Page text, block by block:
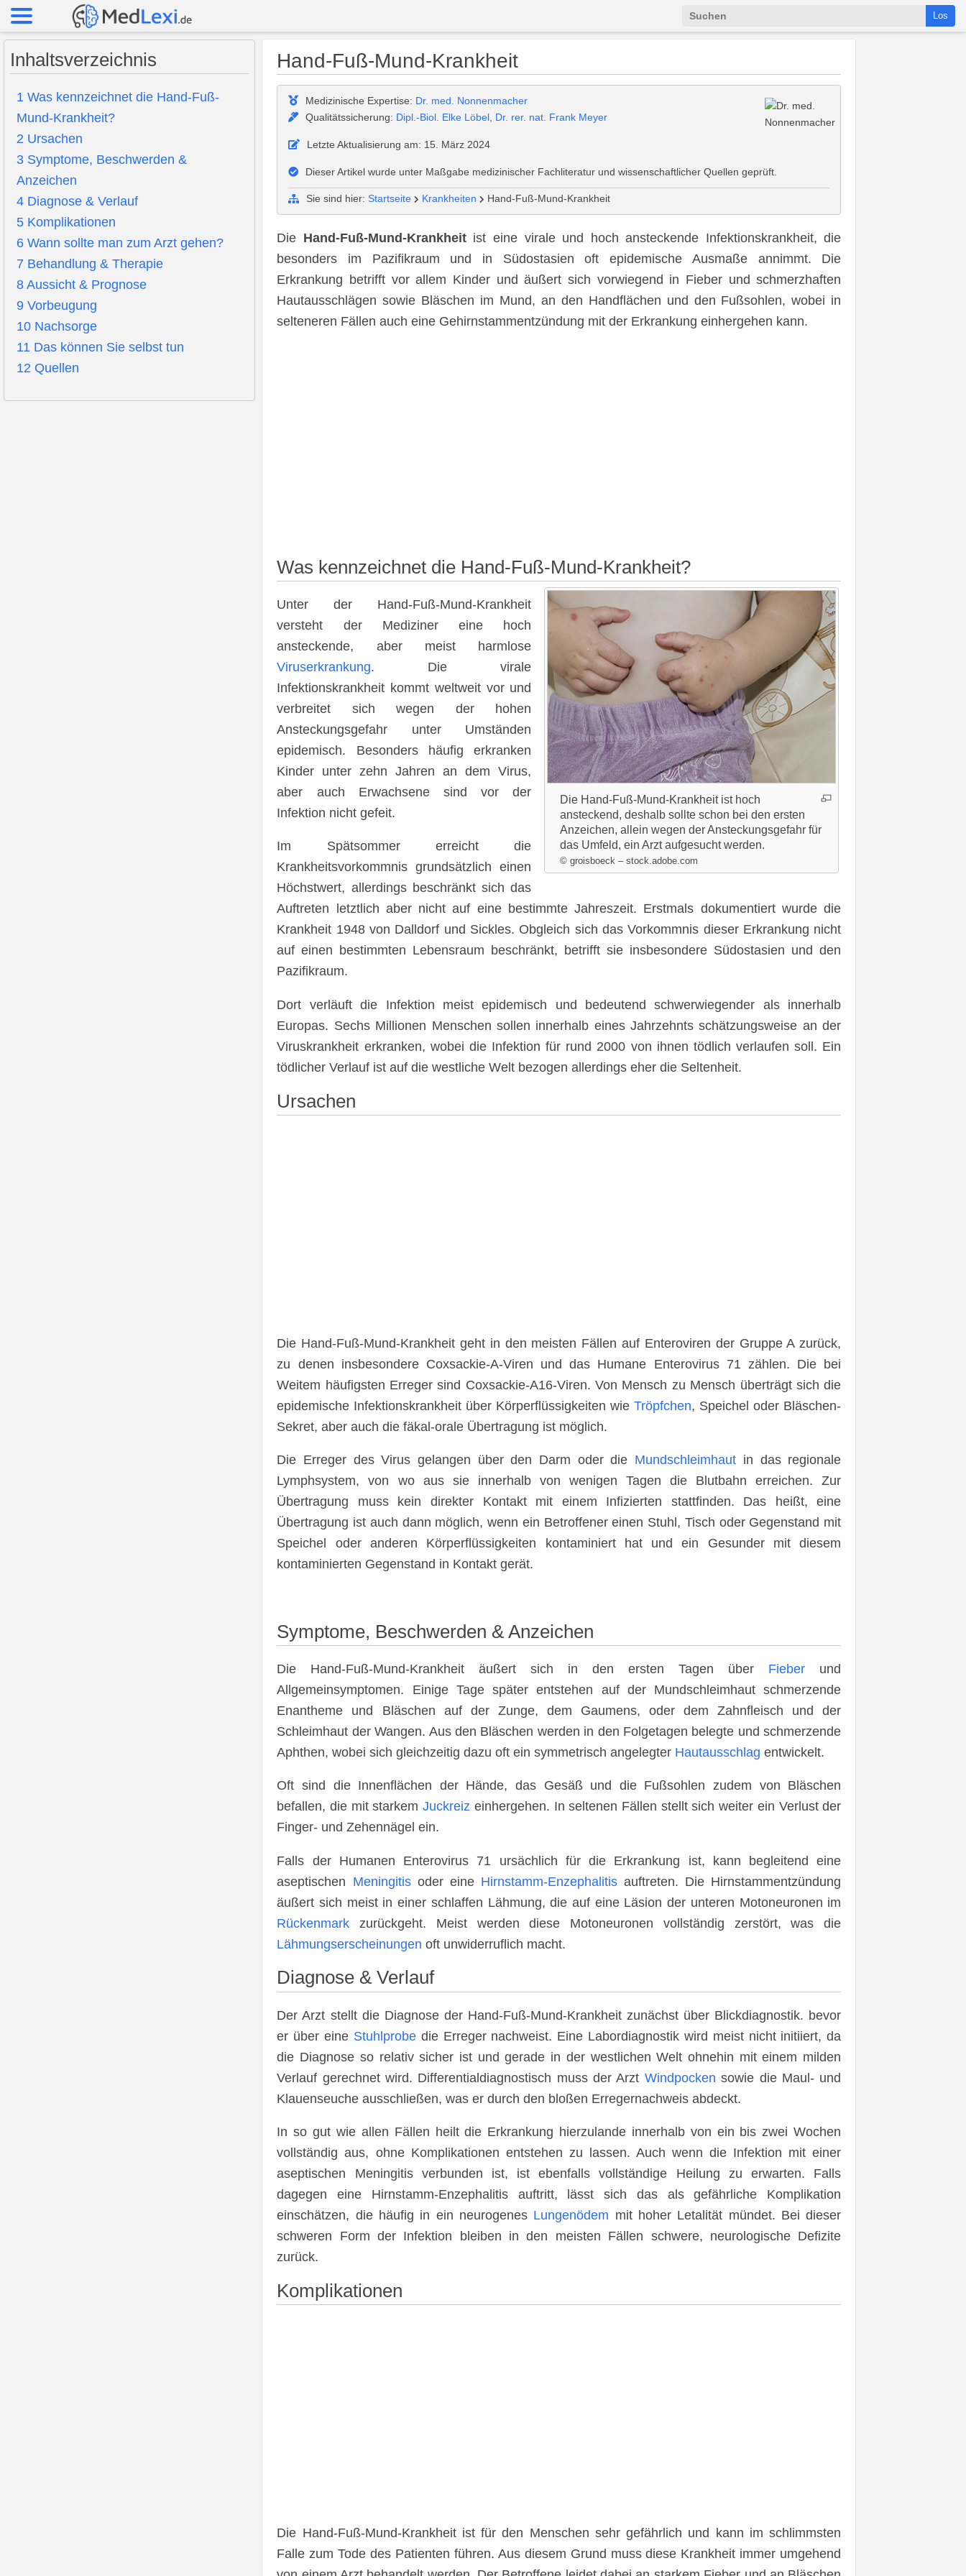
Los
Hand-Fuß-Mund-Krankheit
Medizinische Expertise: Dr. med. Nonnenmacher
Qualitätssicherung: Dipl.-Biol. Elke Löbel, Dr. rer. nat. Frank Meyer
Letzte Aktualisierung am: 15. März 2024
Dieser Artikel wurde unter Maßgabe medizinischer Fachliteratur und wissenschaftlicher Quellen geprüft.
Sie sind hier:Startseite Krankheiten Hand-Fuß-Mund-Krankheit
Die Hand-Fuß-Mund-Krankheitist eine virale und hoch ansteckende Infektionskrankheit, die
besonders im Pazifikraum und in Südostasien oft epidemische Ausmaße annimmt. Die
Erkrankung betrifft vor allem Kinder und äußert sich vorwiegend in Fieber und schmerzhaften
Hautausschlägen sowie Bläschen im Mund, an den Handflächen und den Fußsohlen, wobei in
selteneren Fällen auch eine Gehirnstammentzündung mit der Erkrankung einhergehen kann.
Inhaltsverzeichnis
1 Was kennzeichnet die Hand-Fuß-
Mund-Krankheit?
2 Ursachen
3 Symptome, Beschwerden &
Anzeichen
4 Diagnose & Verlauf
5 Komplikationen
6 Wann sollte man zum Arzt gehen?
7 Behandlung & Therapie
8 Aussicht & Prognose
9 Vorbeugung
10 Nachsorge
11 Das können Sie selbst tun
12 Quellen
Was kennzeichnet die Hand-Fuß-Mund-Krankheit?
Die Hand-Fuß-Mund-Krankheit ist hoch
ansteckend, deshalb sollte schon bei den ersten
Anzeichen, allein wegen der Ansteckungsgefahr für
das Umfeld, ein Arzt aufgesucht werden.
© groisboeck – stock.adobe.com
Unter der Hand-Fuß-Mund-Krankheit
versteht der Mediziner eine hoch
ansteckende, aber meist harmlose
Viruserkrankung. Die virale
Infektionskrankheit kommt weltweit vor und
verbreitet sich wegen der hohen
Ansteckungsgefahr unter Umständen
epidemisch. Besonders häufig erkranken
Kinder unter zehn Jahren an dem Virus,
aber auch Erwachsene sind vor der
Infektion nicht gefeit.
Im Spätsommer erreicht die
Krankheitsvorkommnis grundsätzlich einen
Höchstwert, allerdings beschränkt sich das
Auftreten letztlich aber nicht auf eine bestimmte Jahreszeit. Erstmals dokumentiert wurde die
Krankheit 1948 von Dalldorf und Sickles. Obgleich sich das Vorkommnis dieser Erkrankung nicht
auf einen bestimmten Lebensraum beschränkt, betrifft sie insbesondere Südostasien und den
Pazifikraum.
Dort verläuft die Infektion meist epidemisch und bedeutend schwerwiegender als innerhalb
Europas. Sechs Millionen Menschen sollen innerhalb eines Jahrzehnts schätzungsweise an der
Viruskrankheit erkranken, wobei die Infektion für rund 2000 von ihnen tödlich verlaufen soll. Ein
tödlicher Verlauf ist auf die westliche Welt bezogen allerdings eher die Seltenheit.
Ursachen
Die Hand-Fuß-Mund-Krankheit geht in den meisten Fällen auf Enteroviren der Gruppe A zurück,
zu denen insbesondere Coxsackie-A-Viren und das Humane Enterovirus 71 zählen. Die bei
Weitem häufigsten Erreger sind Coxsackie-A16-Viren. Von Mensch zu Mensch überträgt sich die
epidemische Infektionskrankheit über Körperflüssigkeiten wieTröpfchen, Speichel oder Bläschen-
Sekret, aber auch die fäkal-orale Übertragung ist möglich.
Die Erreger des Virus gelangen über den Darm oder die Mundschleimhaut in das regionale
Lymphsystem, von wo aus sie innerhalb von wenigen Tagen die Blutbahn erreichen. Zur
Übertragung muss kein direkter Kontakt mit einem Infizierten stattfinden. Das heißt, eine
Übertragung ist auch dann möglich, wenn ein Betroffener einen Stuhl, Tisch oder Gegenstand mit
Speichel oder anderen Körperflüssigkeiten kontaminiert hat und ein Gesunder mit diesem
kontaminierten Gegenstand in Kontakt gerät.
Symptome, Beschwerden & Anzeichen
Die Hand-Fuß-Mund-Krankheit äußert sich in den ersten Tagen über Fieber und
Allgemeinsymptomen. Einige Tage später entstehen auf der Mundschleimhaut schmerzende
Enantheme und Bläschen auf der Zunge, dem Gaumens, oder dem Zahnfleisch und der
Schleimhaut der Wangen. Aus den Bläschen werden in den Folgetagen belegte und schmerzende
Aphthen, wobei sich gleichzeitig dazu oft ein symmetrisch angelegter Hautausschlag entwickelt.
Oft sind die Innenflächen der Hände, das Gesäß und die Fußsohlen zudem von Bläschen
befallen, die mit starkemJuckreiz einhergehen. In seltenen Fällen stellt sich weiter ein Verlust der
Finger- und Zehennägel ein.
Falls der Humanen Enterovirus 71 ursächlich für die Erkrankung ist, kann begleitend eine
aseptischen Meningitisoder eine Hirnstamm-Enzephalitisauftreten. Die Hirnstammentzündung
äußert sich meist in einer schlaffen Lähmung, die auf eine Läsion der unteren Motoneuronen im
Rückenmark zurückgeht. Meist werden diese Motoneuronen vollständig zerstört, was die
Lähmungserscheinungen oft unwiderruflich macht.
Diagnose & Verlauf
Der Arzt stellt die Diagnose der Hand-Fuß-Mund-Krankheit zunächst über Blickdiagnostik. bevor
er über eine Stuhlprobedie Erreger nachweist. Eine Labordiagnostik wird meist nicht initiiert, da
die Diagnose so relativ sicher ist und gerade in der westlichen Welt ohnehin mit einem milden
Verlauf gerechnet wird. Differentialdiagnostisch muss der Arzt Windpocken sowie die Maul- und
Klauenseuche ausschließen, was er durch den bloßen Erregernachweis abdeckt.
In so gut wie allen Fällen heilt die Erkrankung hierzulande innerhalb von ein bis zwei Wochen
vollständig aus, ohne Komplikationen entstehen zu lassen. Auch wenn die Infektion mit einer
aseptischen Meningitis verbunden ist, ist ebenfalls vollständige Heilung zu erwarten. Falls
dagegen eine Hirnstamm-Enzephalitis auftritt, lässt sich das als gefährliche Komplikation
einschätzen, die häufig in ein neurogenes Lungenödem mit hoher Letalität mündet. Bei dieser
schweren Form der Infektion bleiben in den meisten Fällen schwere, neurologische Defizite
zurück.
Komplikationen
Die Hand-Fuß-Mund-Krankheit ist für den Menschen sehr gefährlich und kann im schlimmsten
Falle zum Tode des Patienten führen. Aus diesem Grund muss diese Krankheit immer umgehend